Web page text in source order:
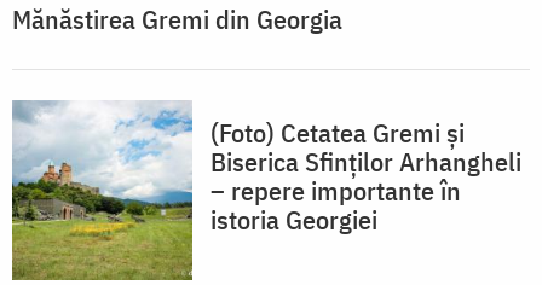
Mănăstirea Gremi din Georgia
(Foto) Cetatea Gremi și
Biserica Sfinților Arhangheli
– repere importante în
istoria Georgiei